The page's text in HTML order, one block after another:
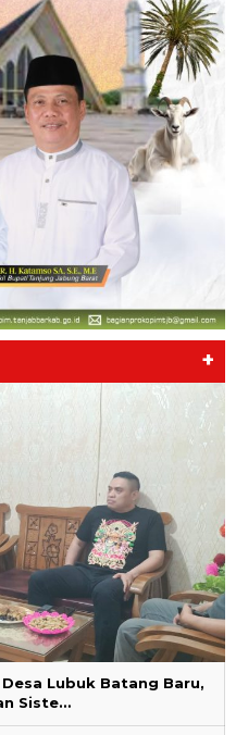
+
Lubuk Batang Baru,
Siste…